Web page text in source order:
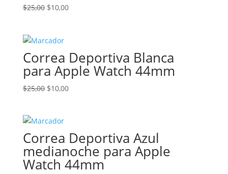
$25,00 El
era:
$25,00.
$10,00El
$10,00.
Correa Deportiva Blanca
para Apple Watch 44mm
$25,00 El
era:
$25,00.
$10,00El
$10,00.
Correa Deportiva Azul
medianoche para Apple
Watch 44mm